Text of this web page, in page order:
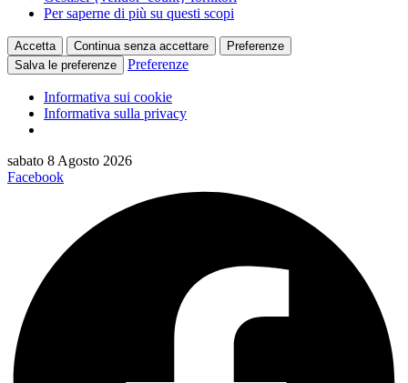
Per saperne di più su questi scopi
Accetta Continua senza accettare
Preferenze
Salva le preferenze
Preferenze
Informativa sui cookie
Informativa sulla privacy
Vai
al
sabato 8 Agosto 2026
Facebook